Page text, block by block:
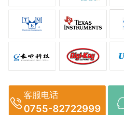
客服电话
0755-82722999